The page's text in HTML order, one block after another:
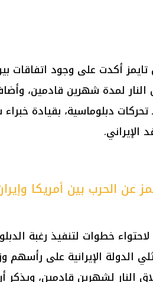
أكدت على وجود اتفاقات
لمدة شهرين قادمين،
تحركات دبلوماسية، بقيادة
الإيراني.
عن الحرب بين أمريكا
خطوات لتنفيذ رغبة
الدولة الإيرانية على رأسهم
النار لشهرين قادمين، ويذكر